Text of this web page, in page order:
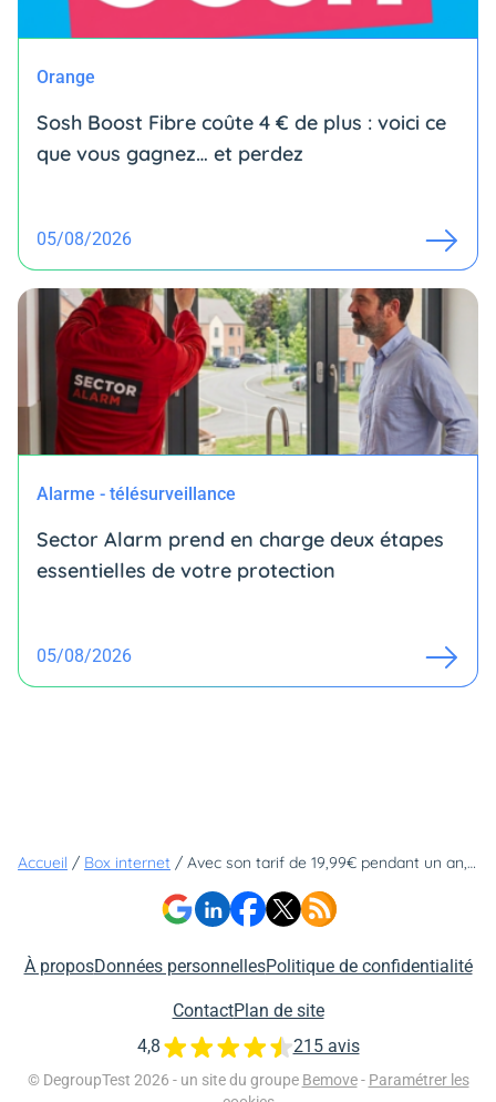
Orange
Sosh Boost Fibre coûte 4 € de plus : voici ce
que vous gagnez… et perdez
05/08/2026
Alarme - télésurveillance
Sector Alarm prend en charge deux étapes
essentielles de votre protection
05/08/2026
Accueil / Box internet / Avec son tarif de 19,99€ pendant un an, puis 32,99€/mois, la Bbox Fit vaut-elle encore le coup ?
À proposDonnées personnellesPolitique de confidentialité
ContactPlan de site
© DegroupTest 2026 - un site du groupe Bemove - Paramétrer les
4,8 215 avis